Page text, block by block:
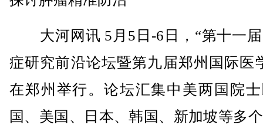
大河网讯 5月5日-6日，“第十一届
症研究前沿论坛暨第九届郑州国际医
在郑州举行。论坛汇集中美两国院
国、美国、日本、韩国、新加坡等多